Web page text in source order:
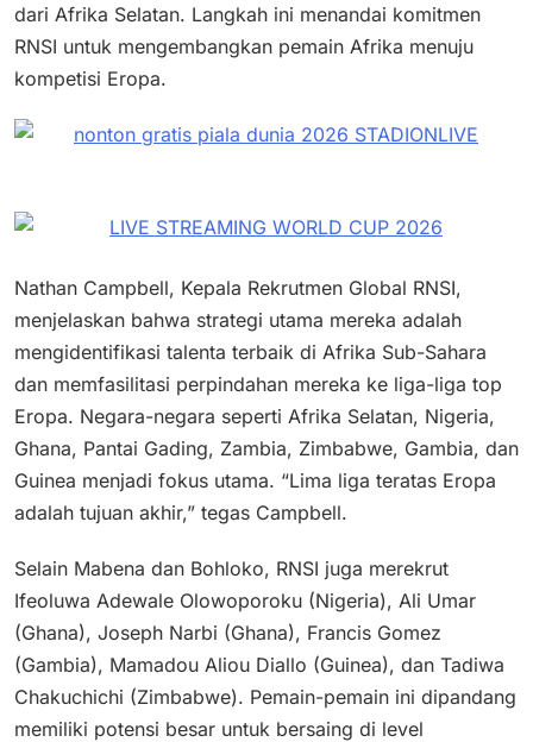
dari Afrika Selatan. Langkah ini menandai komitmen
RNSI untuk mengembangkan pemain Afrika menuju
kompetisi Eropa.
Nathan Campbell, Kepala Rekrutmen Global RNSI,
menjelaskan bahwa strategi utama mereka adalah
mengidentifikasi talenta terbaik di Afrika Sub-Sahara
dan memfasilitasi perpindahan mereka ke liga-liga top
Eropa. Negara-negara seperti Afrika Selatan, Nigeria,
Ghana, Pantai Gading, Zambia, Zimbabwe, Gambia, dan
Guinea menjadi fokus utama. “Lima liga teratas Eropa
adalah tujuan akhir,” tegas Campbell.
Selain Mabena dan Bohloko, RNSI juga merekrut
Ifeoluwa Adewale Olowoporoku (Nigeria), Ali Umar
(Ghana), Joseph Narbi (Ghana), Francis Gomez
(Gambia), Mamadou Aliou Diallo (Guinea), dan Tadiwa
Chakuchichi (Zimbabwe). Pemain-pemain ini dipandang
memiliki potensi besar untuk bersaing di level